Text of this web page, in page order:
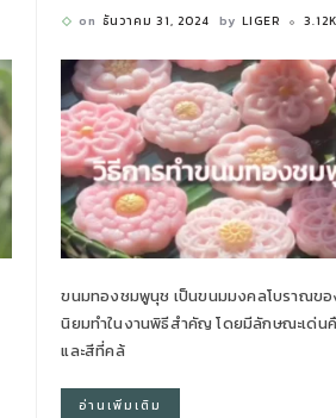
on ธันวาคม 31, 2024 by LIGER
ขนมทองชมพูนุช เป็นขนมมงคลโบราณขอ
นิยมทำในงานพิธีสำคัญ โดยมีลักษณะเด่น
และสีที่คล้
อ่านเพิ่มเติม